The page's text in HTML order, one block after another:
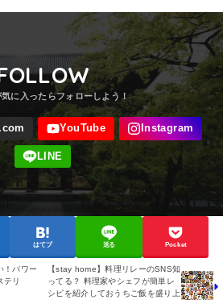
はてブ 送る Pocket
！パワー
テリ
【stay home】料理リレーのSNS知
ってる？ 料理家やシェフが簡単レ
シピを紹介しておうちご飯を盛り上